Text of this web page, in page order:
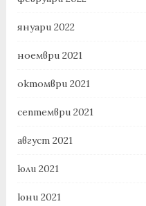
януари 2022
ноември 2021
октомври 2021
септември 2021
август 2021
юли 2021
юни 2021